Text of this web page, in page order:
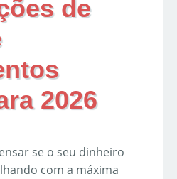
de
2026
se o seu dinheiro
com a máxima